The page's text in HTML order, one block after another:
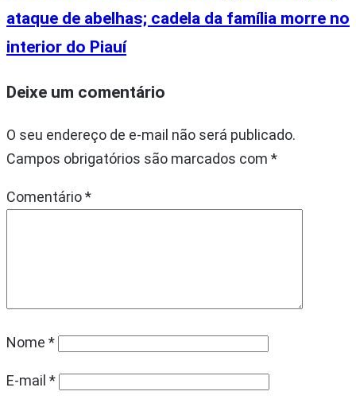
ataque de abelhas; cadela da família morre no
interior do Piauí
Deixe um comentário
O seu endereço de e-mail não será publicado.
Campos obrigatórios são marcados com *
Comentário*
Nome *
E-mail *